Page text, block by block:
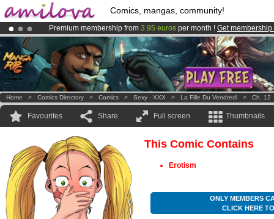
Comics, mangas, community!
Premium membership from 3.95 euros per month ! Get membership
AmilovaKickstarter is now LIVE!.
Already 100000membersand 1000 comics & mangas!.
Home > Comics Directory > Comics > Sexy - XXX > La Fille Du Vendredi > Ch. 12
Favourites Share Full screen Thumbnails
This Comic Contains
Erotism
ONLY MEMBERS
CLICK HERE